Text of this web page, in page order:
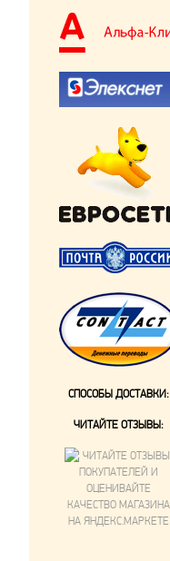
СПОСОБЫ ДОСТАВКИ:
ЧИТАЙТЕ ОТЗЫВЫ: